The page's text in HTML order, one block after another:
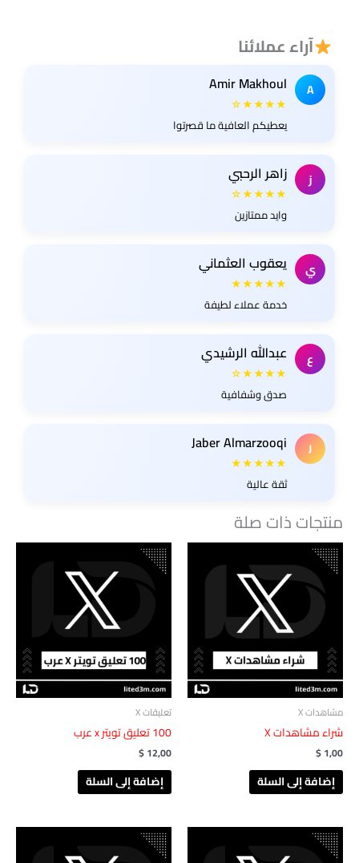
آراء عملائنا
A
Amir Makhoul
★★★★☆
يعطيكم العافية ما قصرتوا
ز زاهر الرحبي
★★★★☆
وايد ممتازين
ي يعقوب العثماني
★★★★★
خدمة عملاء لطيفة
ع عبدالله الرشيدي
★★★★☆
صدق وشفافية
J
Jaber Almarzooqi
★★★★★
ثقة عالية
منتجات ذات صلة
مشاهدات X
شراء مشاهدات X
$1,00
إضافة إلى السلة
تعليقات X
100 تعليق تويتر x عرب
$12,00
إضافة إلى السلة